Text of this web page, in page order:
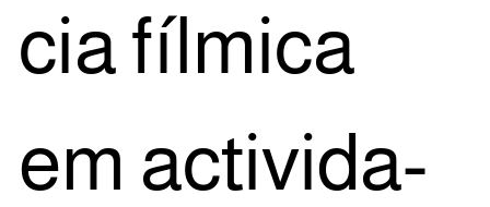
cia fíl­mi­ca
em acti­vi­da­